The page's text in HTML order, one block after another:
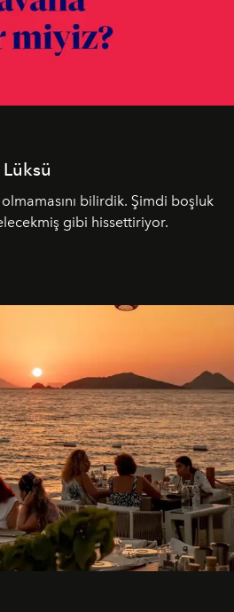
bilirdik. Şimdi boşluk
gibi hissettiriyor.